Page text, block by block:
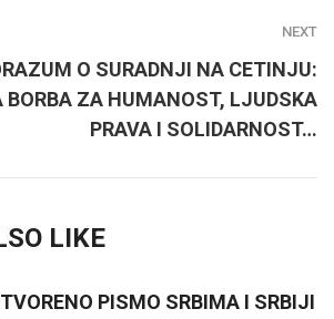
NEXT
O SURADNJI NA CETINJU:
BORBA ZA HUMANOST, LJUDSKA
PRAVA I SOLIDARNOST…
LIKE
PISMO SRBIMA I SRBIJI